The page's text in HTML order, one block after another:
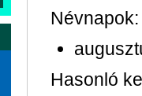
Névnapok:
Hasonló